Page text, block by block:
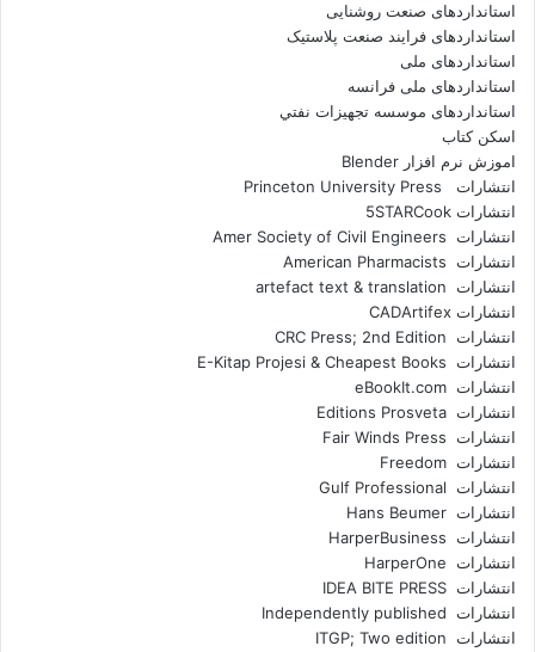
استانداردهای صنعت روشنایی
استانداردهای فرايند صنعت پلاستيک
استانداردهای ملی
استانداردهای ملی فرانسه
استانداردهای موسسه تجهيزات نفتي
اسکن کتاب
اموزش نرم افزار Blender
انتشارات Princeton University Press
انتشارات ‎ 5STARCook
انتشارات Amer Society of Civil Engineers
انتشارات American Pharmacists
انتشارات artefact text & translation
انتشارات ‎ CADArtifex
انتشارات CRC Press; 2nd Edition
انتشارات E-Kitap Projesi & Cheapest Books
انتشارات eBookIt.com
انتشارات Editions Prosveta
انتشارات Fair Winds Press
انتشارات Freedom
انتشارات Gulf Professional
انتشارات Hans Beumer
انتشارات HarperBusiness
انتشارات HarperOne
انتشارات IDEA BITE PRESS
انتشارات Independently published
انتشارات ITGP; Two edition